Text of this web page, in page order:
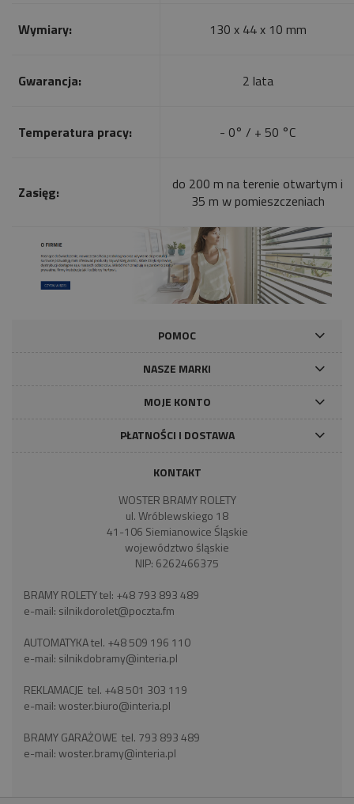
Wymiary: 130 x 44 x 10 mm
Gwarancja: 2 lata
Temperatura pracy: - 0° / + 50 °C
Zasięg:
do 200 m na terenie otwartym i
35 m w pomieszczeniach
POMOC
NASZE MARKI
MOJE KONTO
PŁATNOŚCI I DOSTAWA
KONTAKT
WOSTER BRAMY ROLETY
ul. Wróblewskiego 18
41-106 Siemianowice Śląskie
województwo śląskie
NIP: 6262466375
BRAMY ROLETY tel: +48 793 893 489
e-mail: silnikdorolet@poczta.fm
AUTOMATYKA tel. +48 509 196 110
e-mail: silnikdobramy@interia.pl
REKLAMACJE tel. +48 501 303 119
e-mail:woster.biuro@interia.pl
BRAMY GARAŻOWE tel. 793 893 489
e-mail:woster.bramy@interia.pl